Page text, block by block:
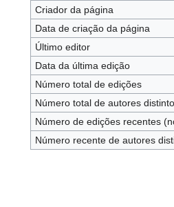
Criador da página
Data de criação da página
Último editor
Data da última edição
Número total de edições
Número total de autores
Número de edições recentes
Número recente de autores